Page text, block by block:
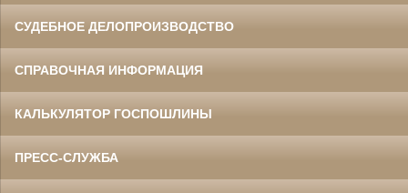
СУДЕБНОЕ ДЕЛОПРОИЗВОДСТВО
СПРАВОЧНАЯ ИНФОРМАЦИЯ
КАЛЬКУЛЯТОР ГОСПОШЛИНЫ
ПРЕСС-СЛУЖБА